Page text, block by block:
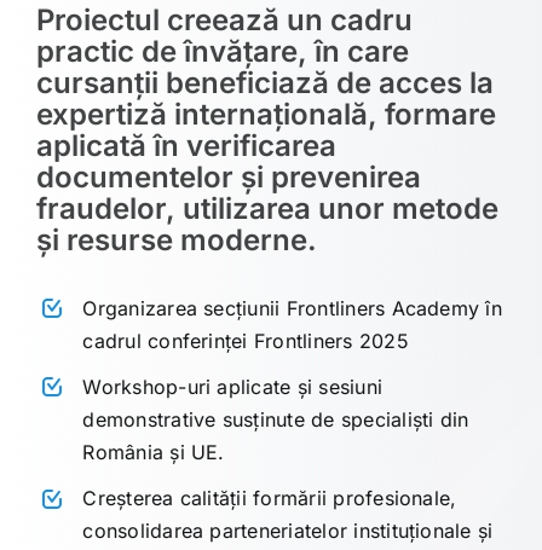
Proiectul creează un cadru
practic de învățare, în care
cursanții beneficiază de acces la
expertiză internațională, formare
aplicată în verificarea
documentelor și prevenirea
fraudelor, utilizarea unor metode
și resurse moderne.
Organizarea secțiunii Frontliners Academy în
cadrul conferinței Frontliners 2025
Workshop-uri aplicate și sesiuni
demonstrative susținute de specialiști din
România și UE.
Creșterea calității formării profesionale,
consolidarea parteneriatelor instituționale și